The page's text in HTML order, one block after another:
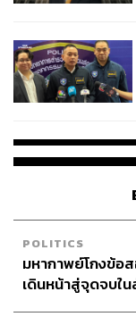
POLITICS
มหากาพย์โกงข้อ
เดินหน้าสู่จุดจบใ